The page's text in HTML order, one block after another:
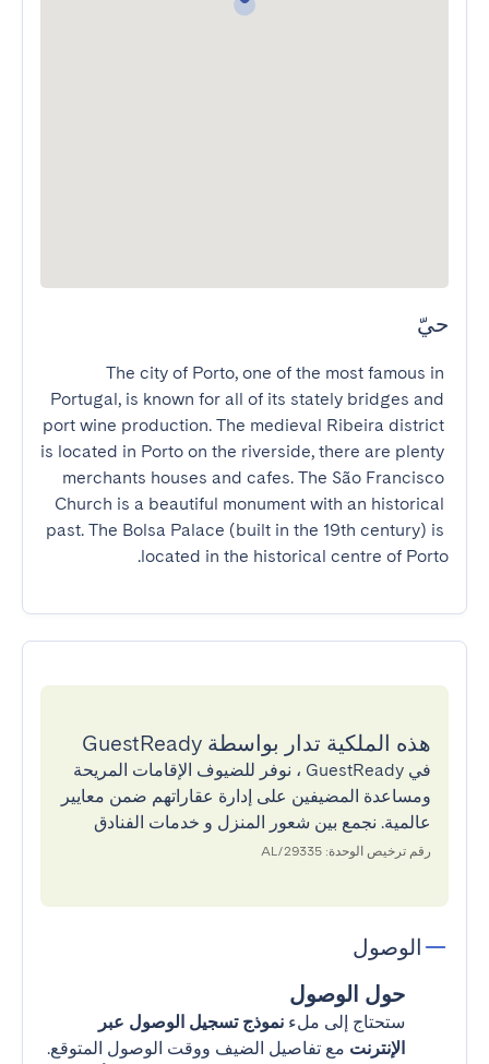
حيّ
The city of Porto, one of the most famous in
Portugal, is known for all of its stately bridges and
port wine production. The medieval Ribeira district
is located in Porto on the riverside, there are plenty
merchants houses and cafes. The São Francisco
Church is a beautiful monument with an historical
past. The Bolsa Palace (built in the 19th century) is
located in the historical centre of Porto.
هذه الملكية تدار بواسطة GuestReady
في GuestReady ، نوفر للضيوف الإقامات المريحة
ومساعدة المضيفين على إدارة عقاراتهم ضمن معايير
عالمية. نجمع بين شعور المنزل و خدمات الفنادق
رقم ترخيص الوحدة: 29335/AL
الوصول
حول الوصول
ستحتاج إلى ملء نموذج تسجيل الوصول عبر
الإنترنت مع تفاصيل الضيف ووقت الوصول المتوقع.